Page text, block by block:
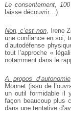
Le consentement,
laisse découvrir…)
Non, c’est non, Irene
une confiance en soi,
d’autodéfense
tout l’approche «
notamment dans le
A propos
Monnet (issu de
un outil formidable il
façon beaucoup plus
dans une tentative